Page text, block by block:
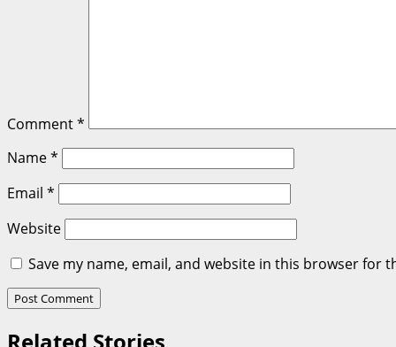
Comment*
Name*
Email *
Website
Save my name, email, and website in this browser for